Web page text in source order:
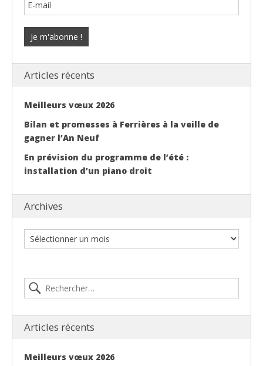
Articles récents
Meilleurs vœux 2026
Bilan et promesses à Ferrières à la veille de
gagner l’An Neuf
En prévision du programme de l’été :
installation d’un piano droit
Archives
Articles récents
Meilleurs vœux 2026